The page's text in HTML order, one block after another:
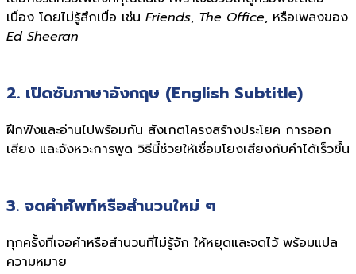
เนื่อง โดยไม่รู้สึกเบื่อ เช่น Friends, The Office, หรือเพลงของ
Ed Sheeran
2. เปิดซับภาษาอังกฤษ (English Subtitle)
ฝึกฟังและอ่านไปพร้อมกัน สังเกตโครงสร้างประโยค การออก
เสียง และจังหวะการพูด วิธีนี้ช่วยให้เชื่อมโยงเสียงกับคำได้เร็วขึ้น
3. จดคำศัพท์หรือสำนวนใหม่ ๆ
ทุกครั้งที่เจอคำหรือสำนวนที่ไม่รู้จัก ให้หยุดและจดไว้ พร้อมแปล
ความหมาย